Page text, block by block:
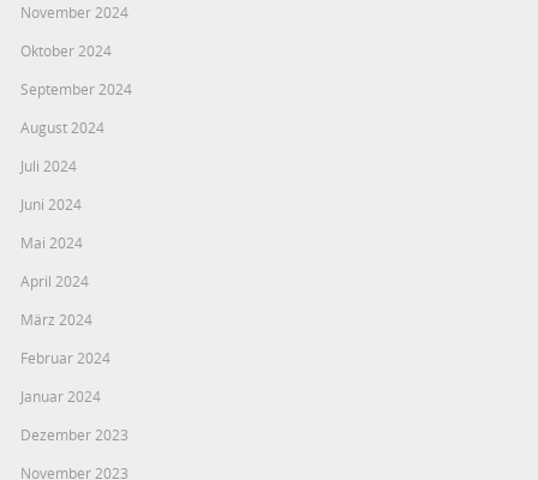
November 2024
Oktober 2024
September 2024
August 2024
Juli 2024
Juni 2024
Mai 2024
April 2024
März 2024
Februar 2024
Januar 2024
Dezember 2023
November 2023